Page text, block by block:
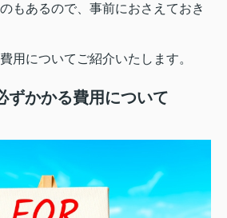
もあるので、事前におさえておき
用についてご紹介いたします。
ずかかる費用について